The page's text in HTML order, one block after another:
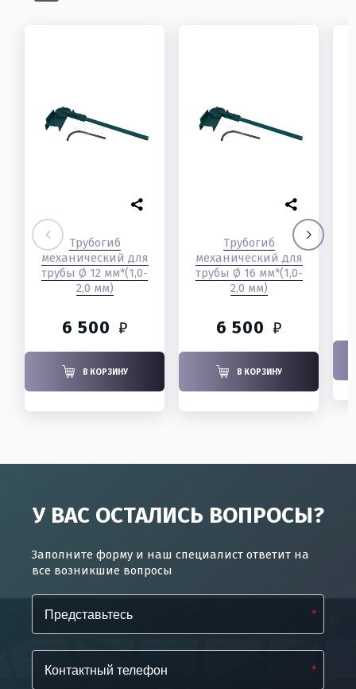
Трубогиб
механический для
трубы Ø 12 мм*(1,0-
2,0 мм)
6 500 ₽
В КОРЗИНУ
Трубогиб
механический для
трубы Ø 16 мм*(1,0-
2,0 мм)
6 500 ₽
В КОРЗИНУ
У ВАС ОСТАЛИСЬ ВОПРОСЫ?
Заполните форму и наш специалист ответит на
все возникшие вопросы
*
*